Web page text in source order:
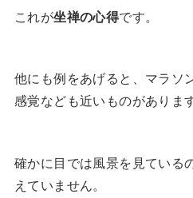
これが坐禅の心得です。
他にも例をあげると、マラソ
感覚なども近いものがありま
確かに目では風景を見ている
えていません。